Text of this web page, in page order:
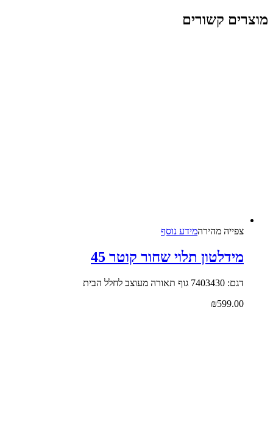
מוצרים קשורים
צפייה‬ ‫מהירה‬מידע נוסף
מידלטון תלוי שחור קוטר 45
דגם: 7403430 גוף תאורה מעוצב לחלל הבית
₪599.00